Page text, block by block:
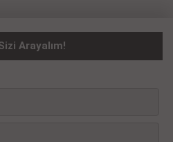
Arayalım!